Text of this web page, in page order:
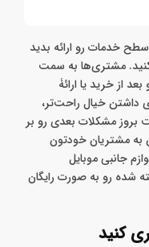
خدمات رو ارائه بدید
مشتری‌ها به سمت
از خرید یا ارائۀ
خیال راحت‌تر،
مشکلات بعدی رو بر
به مشتریان خودتون
جانبی موبایل